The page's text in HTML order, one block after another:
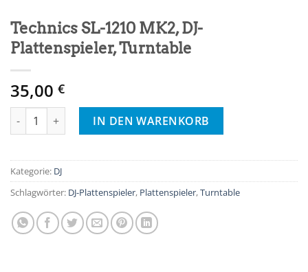
Technics SL-1210 MK2, DJ-
Plattenspieler, Turntable
35,00 €
Technics SL-1210 MK2, DJ-Plattenspieler, Turntable Menge
IN DEN WARENKORB
Kategorie: DJ
Schlagwörter: DJ-Plattenspieler, Plattenspieler,Turntable